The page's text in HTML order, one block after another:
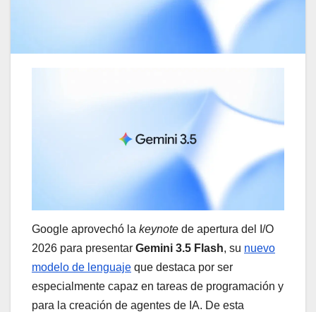
Google aprovechó la keynote de apertura del I/O
2026 para presentar Gemini 3.5 Flash, su nuevo
modelo de lenguaje que destaca por ser
especialmente capaz en tareas de programación y
para la creación de agentes de IA. De esta